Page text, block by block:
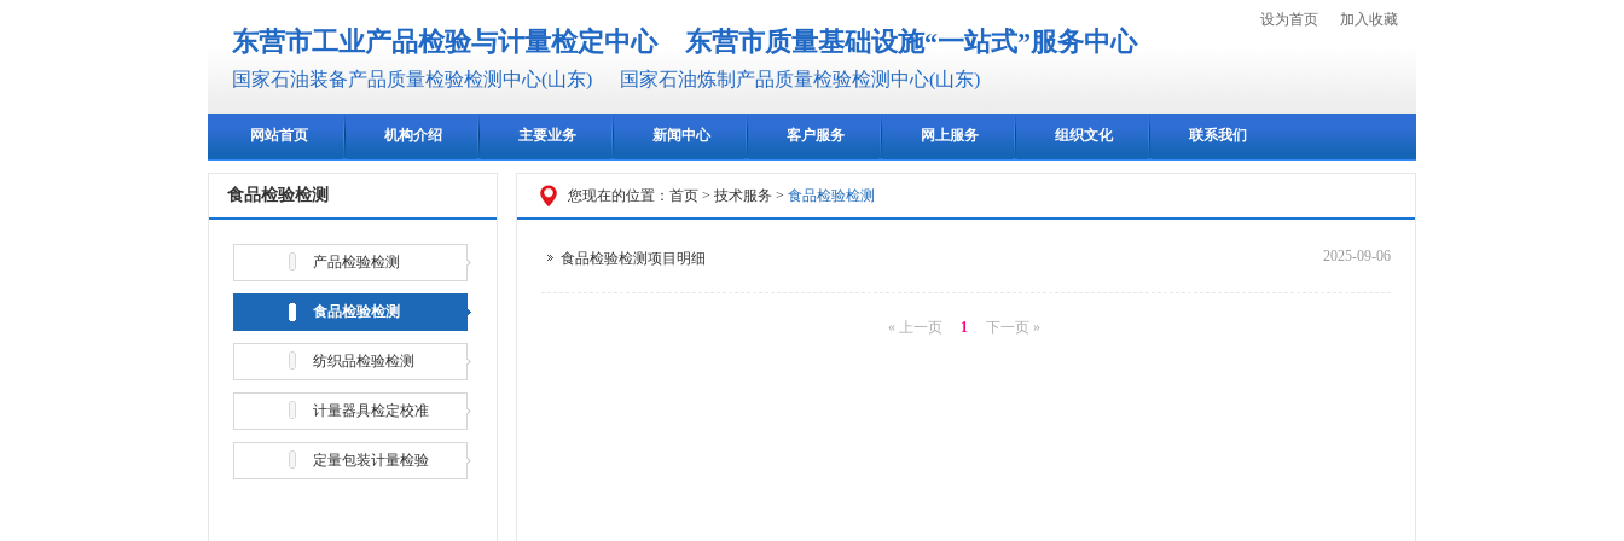
设为首页 加入收藏
东营市工业产品检验与计量检定中心 东营市质量基础设施“一站式”服务中心
国家石油装备产品质量检验检测中心(山东) 国家石油炼制产品质量检验检测中心(山东)
网站首页 机构介绍 主要业务 新闻中心 客户服务 网上服务 组织文化 联系我们
食品检验检测
产品检验检测
食品检验检测
纺织品检验检测
计量器具检定校准
定量包装计量检验
您现在的位置： 首页 > 技术服务 > 食品检验检测
2025-09-06
食品检验检测项目明细
« 上一页 1 下一页 »